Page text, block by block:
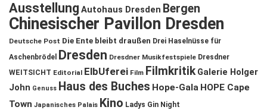
Ausstellung Autohaus Dresden Bergen
Chinesischer Pavillon Dresden
Deutsche Post Die Ente bleibt draußen Drei Haselnüsse für
Aschenbrödel
Dresden Dresdner Musikfestspiele Dresdner
WEITSICHT Editorial ElbUferei Film Filmkritik Galerie Holger
John Genuss Haus des Buches Hope-Gala HOPE Cape
Town Japanisches Palais Kino Ladys Gin Night